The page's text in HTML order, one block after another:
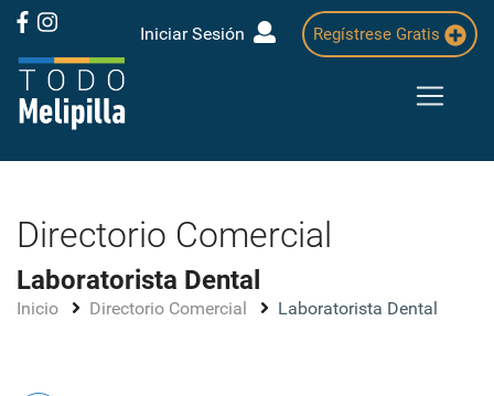
Iniciar Sesión Regístrese Gratis
Directorio Comercial
Laboratorista Dental
Inicio Directorio Comercial Laboratorista Dental